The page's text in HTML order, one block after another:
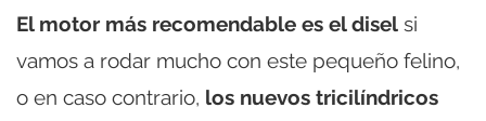
El motor más recomendable es el disel si
vamos a rodar mucho con este pequeño felino,
o en caso contrario, los nuevos tricilíndricos